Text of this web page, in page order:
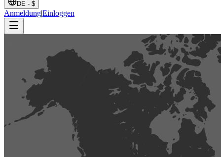
DE - $
Anmeldung|Einloggen